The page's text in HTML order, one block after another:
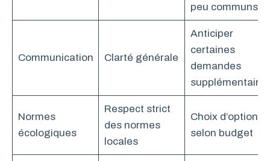
peu communs
Communication Clarté générale
Anticiper
certaines
demandes
supplémentaires
Normes
écologiques
Respect strict
des normes
locales
Choix d’options
selon budget